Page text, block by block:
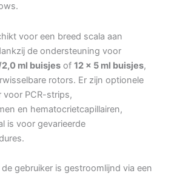
voor een breed scala aan
de ondersteuning voor
ml buisjes of 12 × 5 ml buisjes,
rotors. Er zijn optionele
voor PCR-strips,
en hematocrietcapillairen,
is voor gevarieerde
gebruiker is gestroomlijnd via een